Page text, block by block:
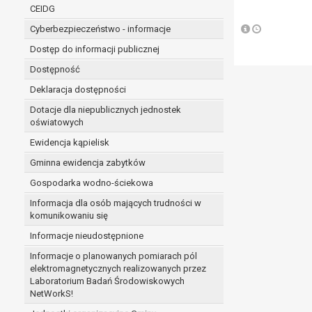
CEIDG
Cyberbezpieczeństwo - informacje
Dostęp do informacji publicznej
Dostępność
Deklaracja dostępności
Dotacje dla niepublicznych jednostek
oświatowych
Ewidencja kąpielisk
Gminna ewidencja zabytków
Gospodarka wodno-ściekowa
Informacja dla osób mających trudności w
komunikowaniu się
Informacje nieudostępnione
Informacje o planowanych pomiarach pól
elektromagnetycznych realizowanych przez
Laboratorium Badań Środowiskowych
NetWorkS!
administratorowi bądź
niezbędność przetwarzania do celów
Z przyczyn związanych z Pani/Pana
on istnienie ważnych prawnie uzasadnionych
ustalenia, dochodzenia lub obrony roszczeń.
W przypadku gdy przetwarzanie danych osobowych
prawo do cofnięcia tej zgody w dowolnym momencie.
Przysługuje Pani/Panu prawo wniesienia skargi do
Organem właściwym do wniesienia skargi jest Prezes
W zależności od sfery, w której przetwarzane są
Pani/Pana dane nie będą poddawane